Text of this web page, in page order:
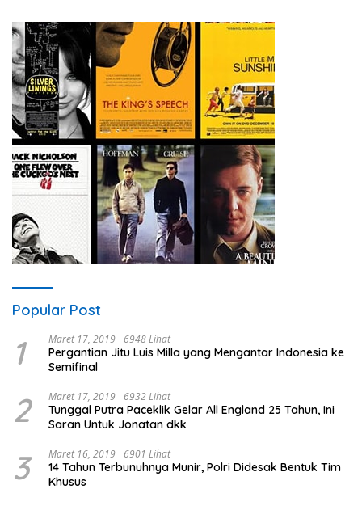
Popular Post
1 Maret 17, 2019 6948 Lihat
Pergantian Jitu Luis Milla yang Mengantar Indonesia ke
Semifinal
2 Maret 17, 2019 6932 Lihat
Tunggal Putra Paceklik Gelar All England 25 Tahun, Ini
Saran Untuk Jonatan dkk
3 Maret 16, 2019 6901 Lihat
14 Tahun Terbunuhnya Munir, Polri Didesak Bentuk Tim
Khusus